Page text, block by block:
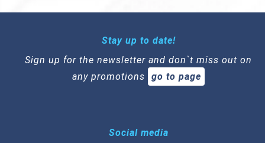
Stay up to date!
Sign up for the newsletter and don`t miss out on
any promotions
go to page
Social media